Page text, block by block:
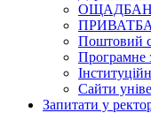
Поштовий
Програмне
Сайти
Запитати у